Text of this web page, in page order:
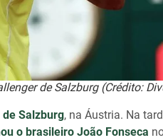
de Salzburg (Crédito:
Salzburg, na Áustria. Na
o brasileiro João Fonseca